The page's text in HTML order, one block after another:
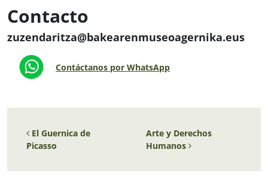
Contacto
zuzendaritza@bakearenmuseoagernika.eus
Contáctanos por WhatsApp
Navegación de entradas
El Guernica de
Picasso
Arte y Derechos
Humanos